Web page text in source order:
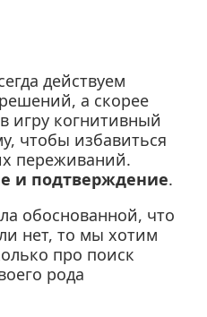
действуем
а скорее
игру когнитивный
чтобы избавиться
переживаний.
и подтверждение.
обоснованной, что
нет, то мы хотим
про поиск
рода